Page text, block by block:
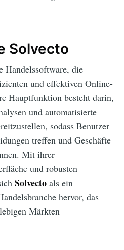
Solvecto
Handelssoftware, die
und effektiven Online-
Hauptfunktion besteht darin,
und automatisierte
sodass Benutzer
treffen und Geschäfte
Mit ihrer
und robusten
Solvecto als ein
hervor, das
Märkten